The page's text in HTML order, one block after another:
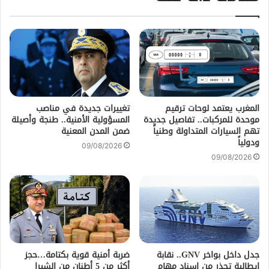
المغرب يعتمد لوحات ترقيم
موحدة للمركبات.. تفاصيل جديدة
تهم السيارات المتداولة وطنياً
ودولياً
09/08/2026
تغييرات جديدة في مناصب
المسؤولية الأمنية.. طنجة وأصيلة
ضمن المدن المعنية
09/08/2026
جدل داخل بواخر GNV.. نقابة ضربة أمنية قوية بكتامة…حجز